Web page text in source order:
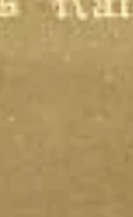
PROJEKT